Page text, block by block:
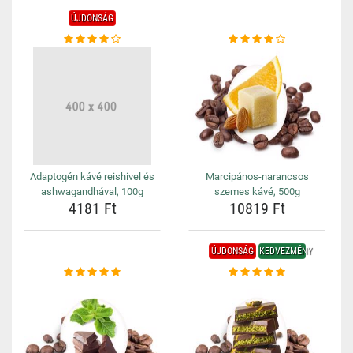
ÚJDONSÁG
Adaptogén kávé reishivel és
ashwagandhával, 100g
4181 Ft
Marcipános-narancsos
szemes kávé, 500g
10819 Ft
ÚJDONSÁG KEDVEZMÉNY